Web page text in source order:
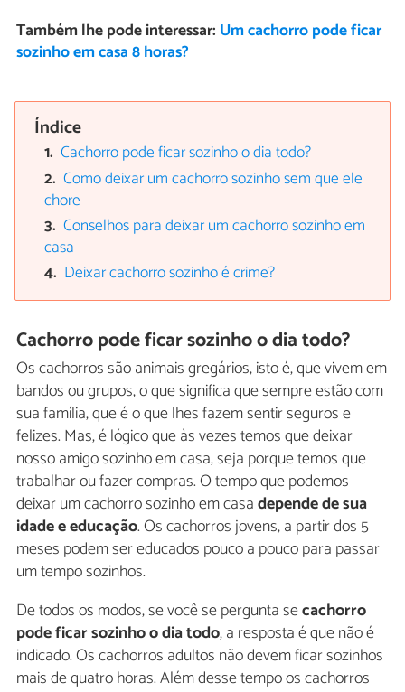
Também lhe pode interessar: Um cachorro pode ficar
sozinho em casa 8 horas?
Índice
Cachorro pode ficar sozinho o dia todo?
Como deixar um cachorro sozinho sem que ele
chore
Conselhos para deixar um cachorro sozinho em
casa
Deixar cachorro sozinho é crime?
Cachorro pode ficar sozinho o dia todo?
Os cachorros são animais gregários, isto é, que vivem em
bandos ou grupos, o que significa que sempre estão com
sua família, que é o que lhes fazem sentir seguros e
felizes. Mas, é lógico que às vezes temos que deixar
nosso amigo sozinho em casa, seja porque temos que
trabalhar ou fazer compras. O tempo que podemos
deixar um cachorro sozinho em casadepende de sua
idade e educação. Os cachorros jovens, a partir dos 5
meses podem ser educados pouco a pouco para passar
um tempo sozinhos.
De todos os modos, se você se pergunta secachorro
pode ficar sozinho o dia todo, a resposta é que não é
indicado. Os cachorros adultos não devem ficar sozinhos
mais de quatro horas. Além desse tempo os cachorros